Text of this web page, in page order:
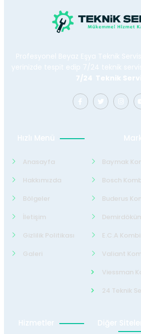
Profesyonel Beyaz Eşya Teknik Servisi
yerinizde tespit edip 7/24 teknik
7/24 Teknik
Hızlı Menü
Anasayfa
Hakkımızda
Bölgeler
İletişim
Gizlilik Politikası
Galeri
Baymak
Bosch
Buderus
E.C.A
Valiant
Viessman
24 Teknik
Hizmetler Diğer